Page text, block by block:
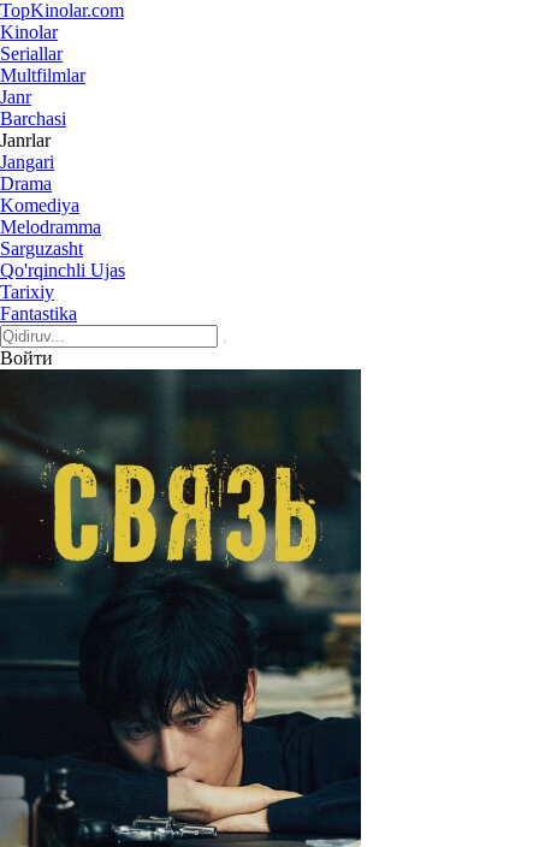
TopKinolar.com
Kinolar
Seriallar
Multfilmlar
Janr
Barchasi
Janrlar
Jangari
Drama
Komediya
Melodramma
Sarguzasht
Qo'rqinchli Ujas
Tarixiy
Fantastika
Войти